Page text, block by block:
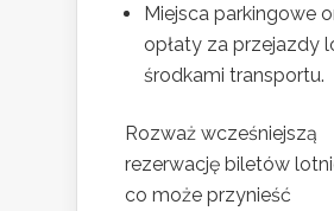
Miejsca parkingowe
opłaty za przejazdy
środkami transportu.
Rozważ wcześniejszą
rezerwację biletów
co może przynieść